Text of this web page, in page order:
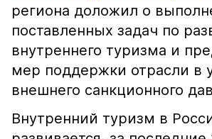
региона доложил о
поставленных задач по
внутреннего туризма и
мер поддержки отрасли в
внешнего санкционного
Внутренний туризм в